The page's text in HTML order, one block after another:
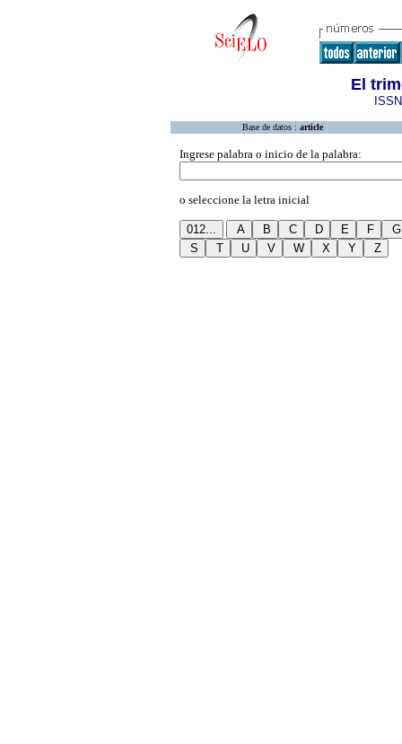
El
Base de datos : article
Ingrese palabra o inicio de la palabra:
o seleccione la letra inicial